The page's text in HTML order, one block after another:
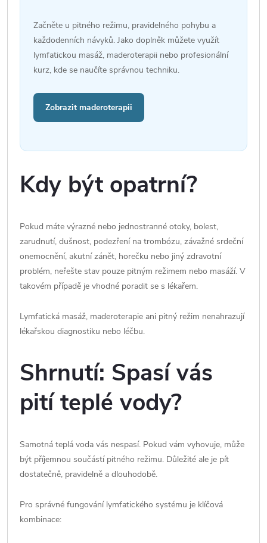
Začněte u pitného režimu, pravidelného pohybu a
každodenních návyků. Jako doplněk můžete využít
lymfatickou masáž, maderoterapii nebo profesionální
kurz, kde se naučíte správnou techniku.
Zobrazit maderoterapii
Kdy být opatrní?
Pokud máte výrazné nebo jednostranné otoky, bolest,
zarudnutí, dušnost, podezření na trombózu, závažné srdeční
onemocnění, akutní zánět, horečku nebo jiný zdravotní
problém, neřešte stav pouze pitným režimem nebo masáží. V
takovém případě je vhodné poradit se s lékařem.
Lymfatická masáž, maderoterapie ani pitný režim nenahrazují
lékařskou diagnostiku nebo léčbu.
Shrnutí: Spasí vás
pití teplé vody?
Samotná teplá voda vás nespasí. Pokud vám vyhovuje, může
být příjemnou součástí pitného režimu. Důležité ale je pít
dostatečně, pravidelně a dlouhodobě.
Pro správné fungování lymfatického systému je klíčová
kombinace: